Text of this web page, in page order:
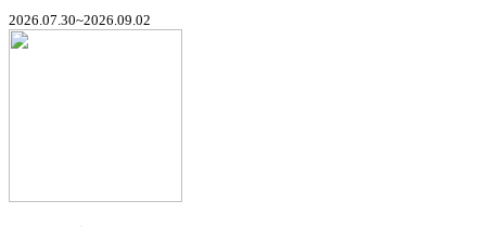
2026.07.30~2026.09.02